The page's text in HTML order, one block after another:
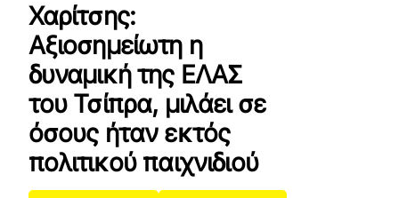
Χαρίτσης:
Αξιοσημείωτη η
δυναμική της ΕΛΑΣ
του Τσίπρα, μιλάει σε
όσους ήταν εκτός
πολιτικού παιχνιδιού